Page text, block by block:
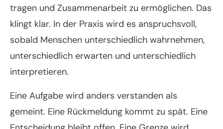
tragen und Zusammenarbeit zu ermöglichen. Das
klingt klar. In der Praxis wird es anspruchsvoll,
sobald Menschen unterschiedlich wahrnehmen,
unterschiedlich erwarten und unterschiedlich
interpretieren.
Eine Aufgabe wird anders verstanden als
gemeint. Eine Rückmeldung kommt zu spät. Eine